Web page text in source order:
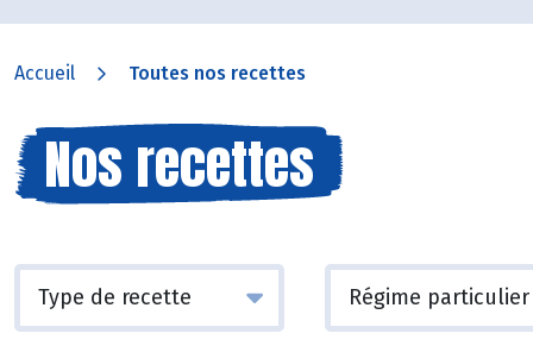
Accueil Toutes nos recettes
Nos recettes